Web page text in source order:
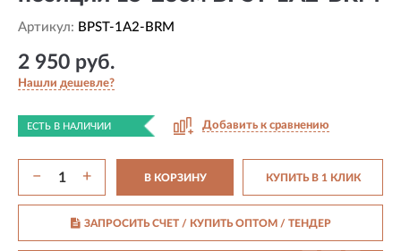
Артикул: BPST-1A2-BRM
2 950 руб.
Нашли дешевле?
ЕСТЬ В НАЛИЧИИ Добавить к сравнению
− + В КОРЗИНУ КУПИТЬ В 1 КЛИК
ЗАПРОСИТЬ СЧЕТ / КУПИТЬ ОПТОМ/ ТЕНДЕР